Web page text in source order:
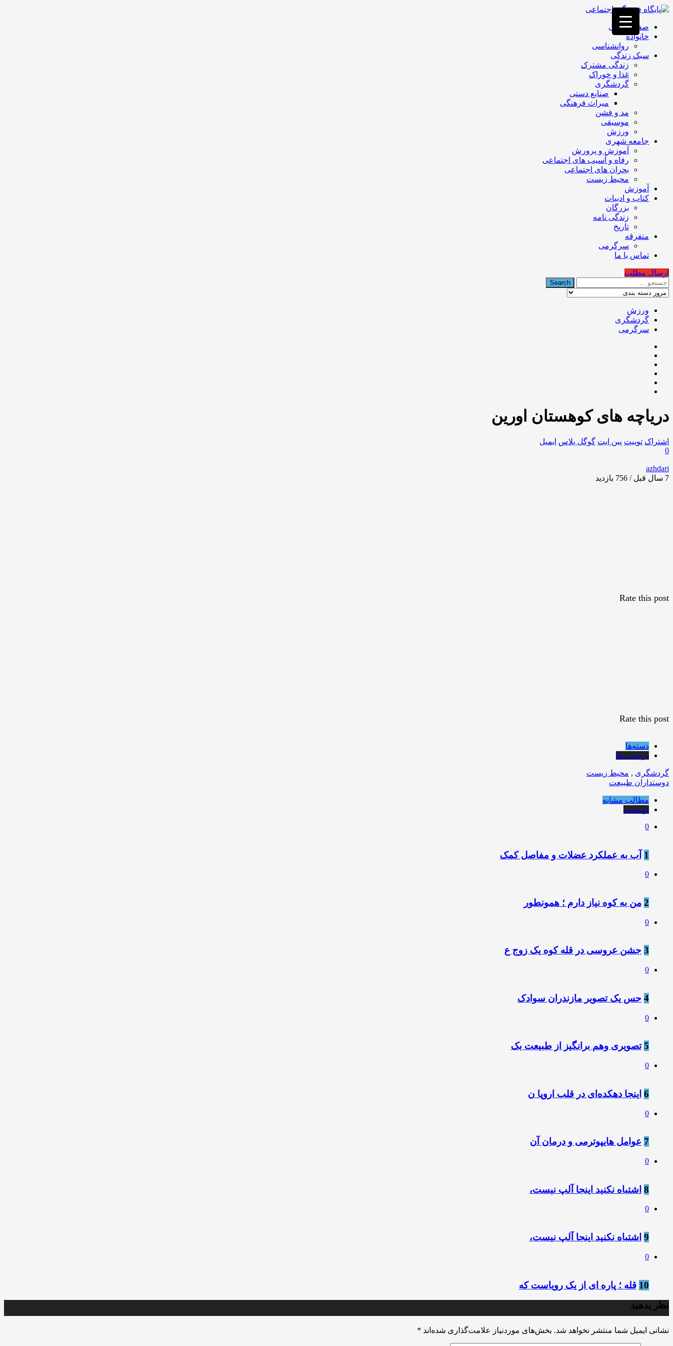
فصد
غرب
تهران
خشکشویی
تصفیه
تهران
صفحه اصلی
خانواده
روانشناسی
سبک زندگی
زندگی مشترک
غذا و خوراک
گردشگری
صنایع دستی
میراث فرهنگی
مد و فشن
موسیقی
ورزش
جامعه شهری
آموزش و پرورش
رفاه و آسیب های اجتماعی
بحران های اجتماعی
محیط زیست
آموزش
کتاب و ادبیات
بزرگان
زندگی نامه
تاریخ
متفرقه
سرگرمی
تماس با ما
ارسال مطلب
ورزش
گردشگری
سرگرمی
دریاچه های کوهستان اورین
اشتراک توییت پین ایت گوگل‌ پلاس ایمیل
0
azhdari
7 سال قبل / 756
بازدید
Rate this post
Rate this post
دسته‌ها
برچسب‌ها
گردشگری , محیط زیست
دوستداران طبیعت
مطالب مشابه
نویسنده
0
1 آب به عملکرد عضلات و مفاصل کمک
0
2 من به کوه نیاز دارم ؛ همونطور
0
3 جشن عروسی در قله کوه یک زوج ع
0
4 حس یک تصویر مازندران سوادک
0
5 تصویری وهم برانگیز از طبیعت بک
0
6 اینجا دهکده‌ای در قلب اروپا ن
0
7 عوامل هایپوترمی و درمان آن
0
8 اشتباه نکنید اینجا آلپ نیست،
0
9 اشتباه نکنید اینجا آلپ نیست،
0
10 قله ؛ پاره ای از یک رویاست که
نظر بدهید
نشانی ایمیل شما منتشر نخواهد شد. بخش‌های موردنیاز علامت‌گذاری شده‌اند *